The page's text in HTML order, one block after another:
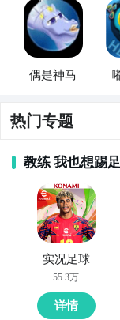
偶是神马
热门专题
教练 我也想踢
实况足球
55.3万
详情